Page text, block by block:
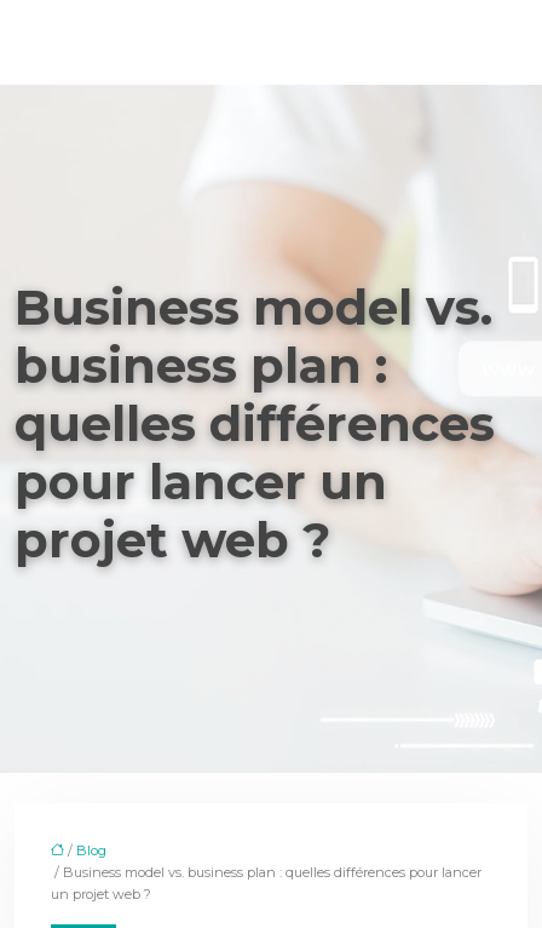
Business model vs.
business plan :
quelles différences
pour lancer un
projet web ?
/ Blog
/ Business model vs. business plan : quelles différences pour lancer
un projet web ?